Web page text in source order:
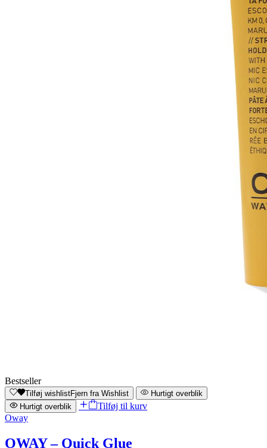
Bestseller
Tilføj wishlistFjern fra Wishlist
Hurtigt overblik
Hurtigt overblik
Tilføj til kurv
Oway
OWAY – Quick Glue